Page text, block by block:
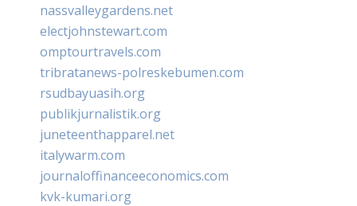
nassvalleygardens.net
electjohnstewart.com
omptourtravels.com
tribratanews-polreskebumen.com
rsudbayuasih.org
publikjurnalistik.org
juneteenthapparel.net
italywarm.com
journaloffinanceeconomics.com
kvk-kumari.org